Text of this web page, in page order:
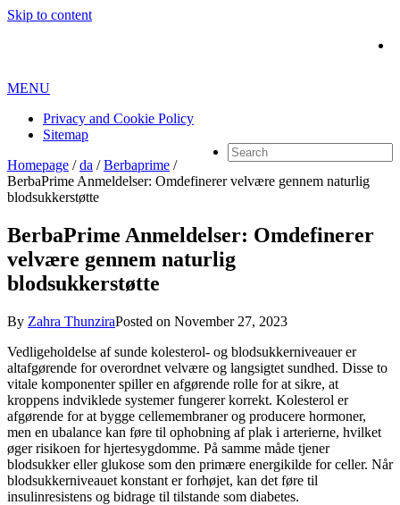
Skip to content
MENU
Privacy and Cookie Policy
Sitemap
Homepage / da / Berbaprime /
BerbaPrime Anmeldelser: Omdefinerer velvære gennem naturlig
blodsukkerstøtte
BerbaPrime Anmeldelser: Omdefinerer
velvære gennem naturlig
blodsukkerstøtte
By Zahra ThunziraPosted on November 27, 2023
Vedligeholdelse af sunde kolesterol- og blodsukkerniveauer er
altafgørende for overordnet velvære og langsigtet sundhed. Disse to
vitale komponenter spiller en afgørende rolle for at sikre, at
kroppens indviklede systemer fungerer korrekt. Kolesterol er
afgørende for at bygge cellemembraner og producere hormoner,
men en ubalance kan føre til ophobning af plak i arterierne, hvilket
øger risikoen for hjertesygdomme. På samme måde tjener
blodsukker eller glukose som den primære energikilde for celler. Når
blodsukkerniveauet konstant er forhøjet, kan det føre til
insulinresistens og bidrage til tilstande som diabetes.